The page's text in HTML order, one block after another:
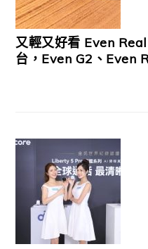
又輕又好看 Even
台，Even G2、Even